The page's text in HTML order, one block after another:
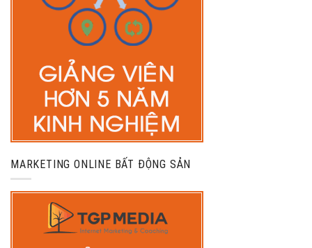
MARKETING ONLINE BẤT ĐỘNG SẢN